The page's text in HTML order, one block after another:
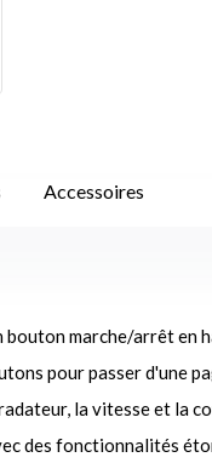
Accessoires
marche/arrêt en
pour passer d'une
la vitesse et la
des fonctionnalités